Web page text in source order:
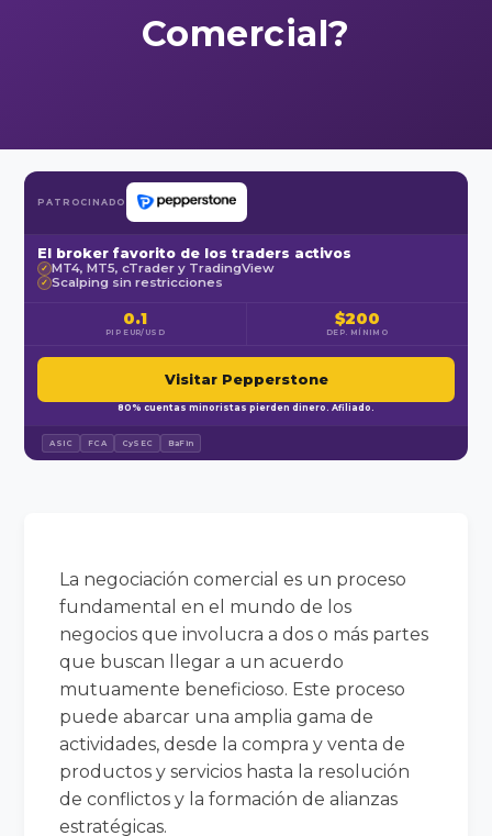
Comercial?
PATROCINADO
El broker favorito de los traders activos
✓ MT4, MT5, cTrader y TradingView
✓ Scalping sin restricciones
0.1
PIP EUR/USD
$200
DEP. MÍNIMO
Visitar Pepperstone
80% cuentas minoristas pierden dinero. Afiliado.
ASIC FCA CySEC BaFin
La negociación comercial es un proceso
fundamental en el mundo de los
negocios que involucra a dos o más partes
que buscan llegar a un acuerdo
mutuamente beneficioso. Este proceso
puede abarcar una amplia gama de
actividades, desde la compra y venta de
productos y servicios hasta la resolución
de conflictos y la formación de alianzas
estratégicas.